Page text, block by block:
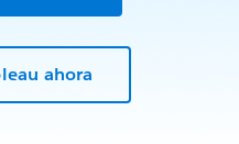
ahora